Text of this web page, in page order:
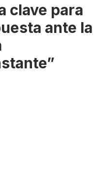
clave para
ante la